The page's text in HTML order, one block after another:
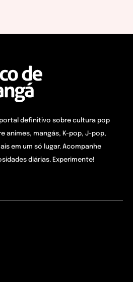
portal definitivo sobre cultura pop
animes, mangás, K-pop, J-pop,
em um só lugar. Acompanhe
diárias. Experimente!